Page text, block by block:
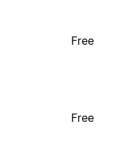
Free
Free